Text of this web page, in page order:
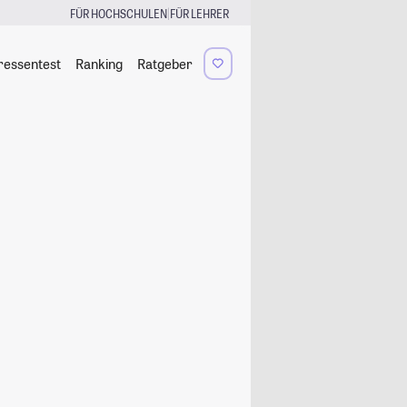
FÜR HOCHSCHULEN|FÜR LEHRER
Ranking Ratgeber